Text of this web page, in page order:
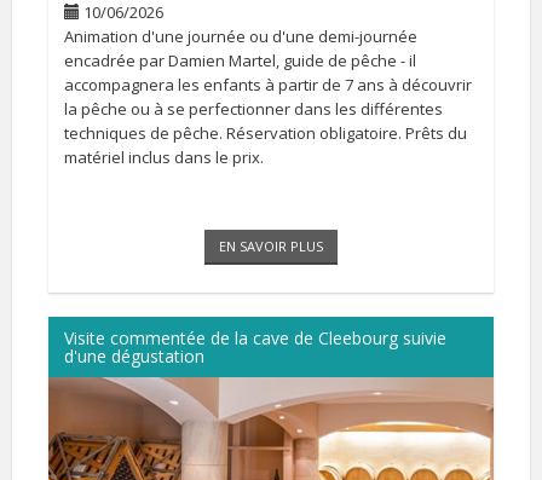
10/06/2026
Animation d'une journée ou d'une demi-journée
encadrée par Damien Martel, guide de pêche - il
accompagnera les enfants à partir de 7 ans à découvrir
la pêche ou à se perfectionner dans les différentes
techniques de pêche. Réservation obligatoire. Prêts du
matériel inclus dans le prix.
EN SAVOIR PLUS
Visite commentée de la cave de Cleebourg suivie
d'une dégustation